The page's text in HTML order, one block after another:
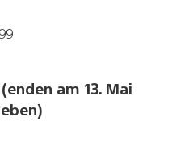
am 13. Mai